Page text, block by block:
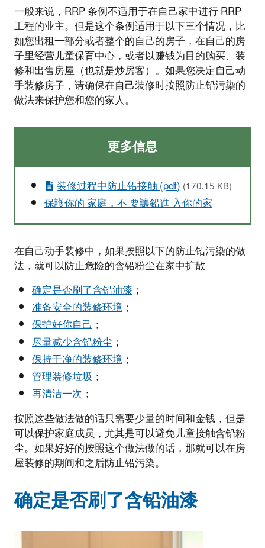
一般来说，RRP 条例不适用于在自己家中进行 RRP
工程的业主。但是这个条例适用于以下三个情况，比
如您出租一部分或者整个的自己的房子，在自己的房
子里经营儿童保育中心，或者以赚钱为目的购买、装
修和出售房屋（也就是炒房客）。如果您决定自己动
手装修房子，请确保在自己装修时按照防止铅污染的
做法来保护您和您的家人。
更多信息
装修过程中防止铅接触 (pdf)(170.15 KB)
保護你的 家庭，不 要讓鉛進 入你的家
在自己动手装修中，如果按照以下的防止铅污染的做
法，就可以防止危险的含铅粉尘在家中扩散
确定是否刷了含铅油漆；
准备安全的装修环境；
保护好你自己；
尽量减少含铅粉尘；
保持干净的装修环境；
管理装修垃圾；
再清洁一次；
按照这些做法做的话只需要少量的时间和金钱，但是
可以保护家庭成员，尤其是可以避免儿童接触含铅粉
尘。如果好好的按照这个做法做的话，那就可以在房
屋装修的期间和之后防止铅污染。
确定是否刷了含铅油漆